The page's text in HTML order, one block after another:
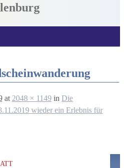
at 2048 × 1149 in Die
wieder ein Erlebnis für